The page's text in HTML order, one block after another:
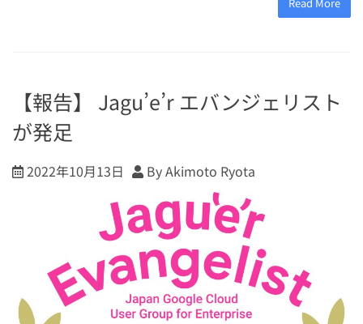
【報告】 Jagu’e’r エバンジェリスト
が発足
2022年10月13日 By Akimoto Ryota